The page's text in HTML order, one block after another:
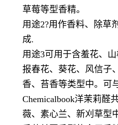
草莓等型香精。
用途2?用作香料、除草
成.
用途3可用于含羞花、
报春花、葵花、风信子
香、苔香等类型中。可
Chemicalbook洋茉莉醛
薇、素心兰、新刈草型